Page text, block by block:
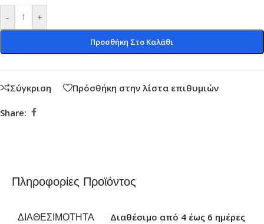
- +
Προσθήκη Στο Καλάθι
Σύγκριση Πρόσθήκη στην λίστα επιθυμιών
Share:
Πληροφορίες Προϊόντος
ΔΙΑΘΕΣΙΜΌΤΗΤΑ Διαθέσιμο από 4 έως 6 ημέρες